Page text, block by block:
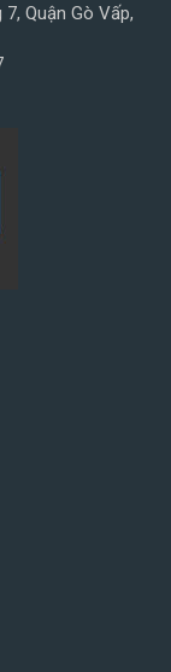
Quận Gò Vấp,